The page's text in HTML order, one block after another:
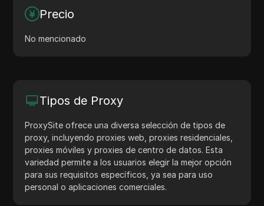
Precio
No mencionado
Tipos de Proxy
ProxySite ofrece una diversa selección de tipos de
proxy, incluyendo proxies web, proxies residenciales,
proxies móviles y proxies de centro de datos. Esta
variedad permite a los usuarios elegir la mejor opción
para sus requisitos específicos, ya sea para uso
personal o aplicaciones comerciales.